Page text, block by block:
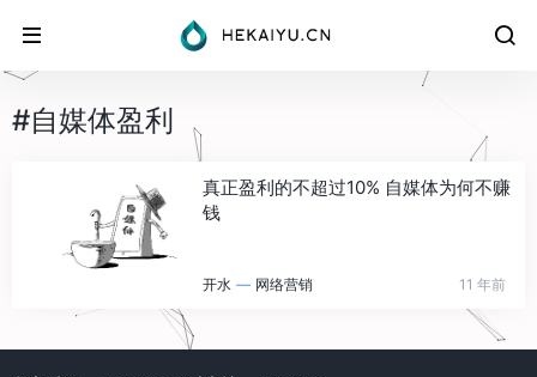
#自媒体盈利
真正盈利的不超过10% 自媒体为何不赚
钱
开水 — 网络营销 11 年前